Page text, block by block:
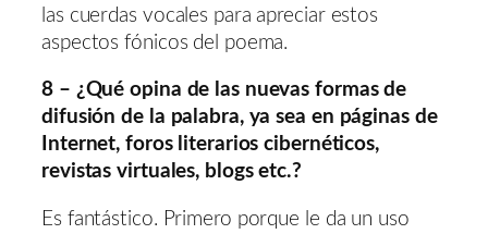
las cuerdas vocales para apreciar estos
aspectos fónicos del poema.
8 – ¿Qué opina de las nuevas formas de
difusión de la palabra, ya sea en páginas de
Internet, foros literarios cibernéticos,
revistas virtuales, blogs etc.?
Es fantástico. Primero porque le da un uso